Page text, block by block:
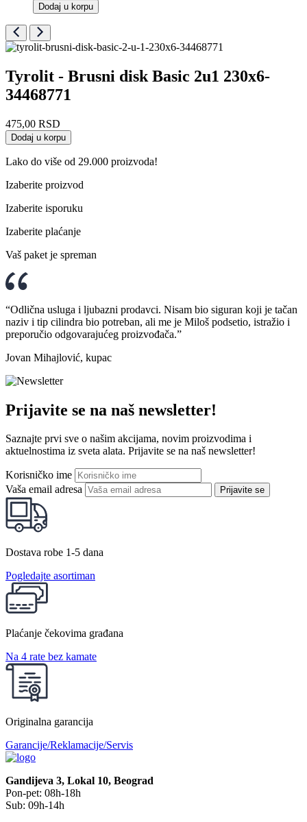
Dodaj u korpu
Tyrolit - Brusni disk Basic 2u1 230x6-
34468771
475,00 RSD
Dodaj u korpu
Lako do više od 29.000 proizvoda!
Izaberite proizvod
Izaberite isporuku
Izaberite plaćanje
Vaš paket je spreman
“Odlična usluga i ljubazni prodavci. Nisam bio siguran koji je tačan
naziv i tip cilindra bio potreban, ali me je Miloš podsetio, istražio i
preporučio odgovarajućeg proizvođača.”
Jovan Mihajlović, kupac
Prijavite se na naš newsletter!
Saznajte prvi sve o našim akcijama, novim proizvodima i
aktuelnostima iz sveta alata. Prijavite se na naš newsletter!
Korisničko ime
Vaša email adresa
Prijavite se
Dostava robe 1-5 dana
Pogledajte asortiman
Plaćanje čekovima građana
Na 4 rate bez kamate
Originalna garancija
Garancije/Reklamacije/Servis
Gandijeva 3, Lokal 10, Beograd
Pon-pet: 08h-18h
Sub: 09h-14h